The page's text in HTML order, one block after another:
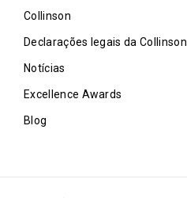
Collinson
Declarações legais da Collinson
Notícias
Excellence Awards
Blog